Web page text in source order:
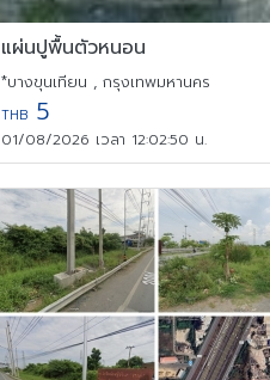
แผ่นปูพื้นตัวหนอน
*บางขุนเทียน , กรุงเทพมหานคร
THB 5
01/08/2026 เวลา 12:02:50 น.